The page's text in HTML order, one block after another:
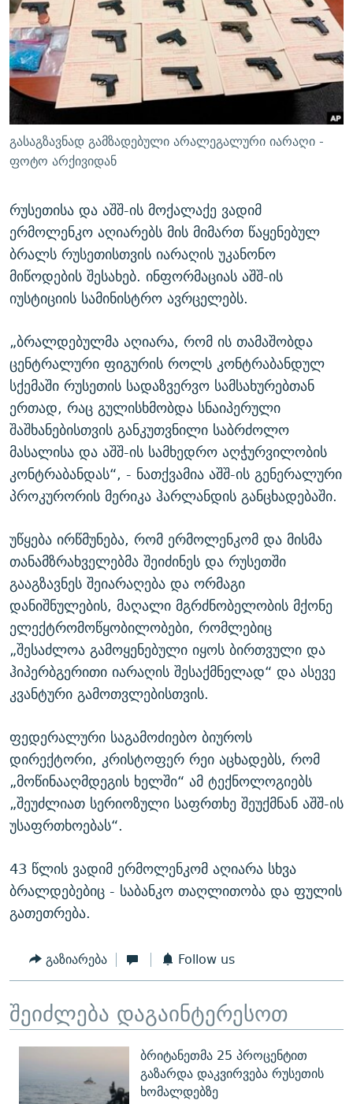
ᲛᲝᲚᲐᲞᲐᲠᲐᲙᲔ ᲢᲔᲥᲡᲢᲔᲑᲘ
ᲨᲘᲜ - ᲣᲪᲮᲝᲔᲗᲨᲘ
ᲚᲘᲢᲔᲠᲐᲢᲣᲠᲣᲚᲘ ᲬᲐᲮᲜᲐᲒᲔᲑᲘ
ᲐᲛᲔᲠᲘᲙᲣᲚᲘ ᲛᲝᲗᲮᲠᲝᲑᲐ
ᲘᲛᲞᲔᲠᲘᲐ ᲓᲐ ᲠᲐᲓᲘᲝ
ᲩᲔᲛᲘ ᲡᲘᲙᲕᲓᲘᲚᲘᲡ ᲛᲘᲖᲔᲖᲘᲐ COVID-19
11 ᲬᲔᲚᲘ - 11 ᲐᲛᲑᲐᲕᲘ
ᲡᲐᲞᲐᲠᲚᲐᲛᲔᲜᲢᲝ ᲐᲠᲩᲔᲕᲜᲔᲑᲘᲡ ᲘᲡᲢᲝᲠᲘᲐ
ᲑᲐᲕᲨᲕᲔᲑᲘ ᲞᲠᲝᲡᲢᲘᲢᲣᲪᲘᲐᲨᲘ - ᲐᲛᲝᲣᲗᲥᲛᲔᲚᲘ ᲐᲛᲑᲐᲕᲘ
5 ᲐᲛᲑᲐᲕᲘ - 20 ᲘᲕᲜᲘᲡᲡ ᲓᲐᲨᲐᲕᲔᲑᲣᲚᲔᲑᲘ
ᲐᲒᲕᲘᲡᲢᲝᲡ ᲝᲛᲘ
ᲒᲐᲛᲝᲘᲬᲔᲠᲔ
რთე/რთ-ის ყველა საიტი
გასაგზავნად გამზადებული არალეგალური იარაღი -
ფოტო არქივიდან
რუსეთისა და აშშ-ის მოქალაქე ვადიმ
ერმოლენკო აღიარებს მის მიმართ წაყენებულ
ბრალს რუსეთისთვის იარაღის უკანონო
მიწოდების შესახებ. ინფორმაციას აშშ-ის
იუსტიციის სამინისტრო ავრცელებს.
„ბრალდებულმა აღიარა, რომ ის თამაშობდა
ცენტრალური ფიგურის როლს კონტრაბანდულ
სქემაში რუსეთის სადაზვერვო სამსახურებთან
ერთად, რაც გულისხმობდა სნაიპერული
შაშხანებისთვის განკუთვნილი საბრძოლო
მასალისა და აშშ-ის სამხედრო აღჭურვილობის
კონტრაბანდას“, - ნათქვამია აშშ-ის გენერალური
პროკურორის მერიკა ჰარლანდის განცხადებაში.
უწყება ირწმუნება, რომ ერმოლენკომ და მისმა
თანამზრახველებმა შეიძინეს და რუსეთში
გააგზავნეს შეიარაღება და ორმაგი
დანიშნულების, მაღალი მგრძნობელობის მქონე
ელექტრომოწყობილობები, რომლებიც
„შესაძლოა გამოყენებული იყოს ბირთვული და
ჰიპერბგერითი იარაღის შესაქმნელად“ და ასევე
კვანტური გამოთვლებისთვის.
ფედერალური საგამოძიებო ბიუროს
დირექტორი, კრისტოფერ რეი აცხადებს, რომ
„მოწინააღმდეგის ხელში“ ამ ტექნოლოგიებს
„შეუძლიათ სერიოზული საფრთხე შეუქმნან აშშ-ის
უსაფრთხოებას“.
43 წლის ვადიმ ერმოლენკომ აღიარა სხვა
ბრალდებებიც - საბანკო თაღლითობა და ფულის
გათეთრება.
გაზიარება Follow us
შეიძლება დაგაინტერესოთ
ბრიტანეთმა 25 პროცენტით
გაზარდა დაკვირვება რუსეთის
ხომალდებზე